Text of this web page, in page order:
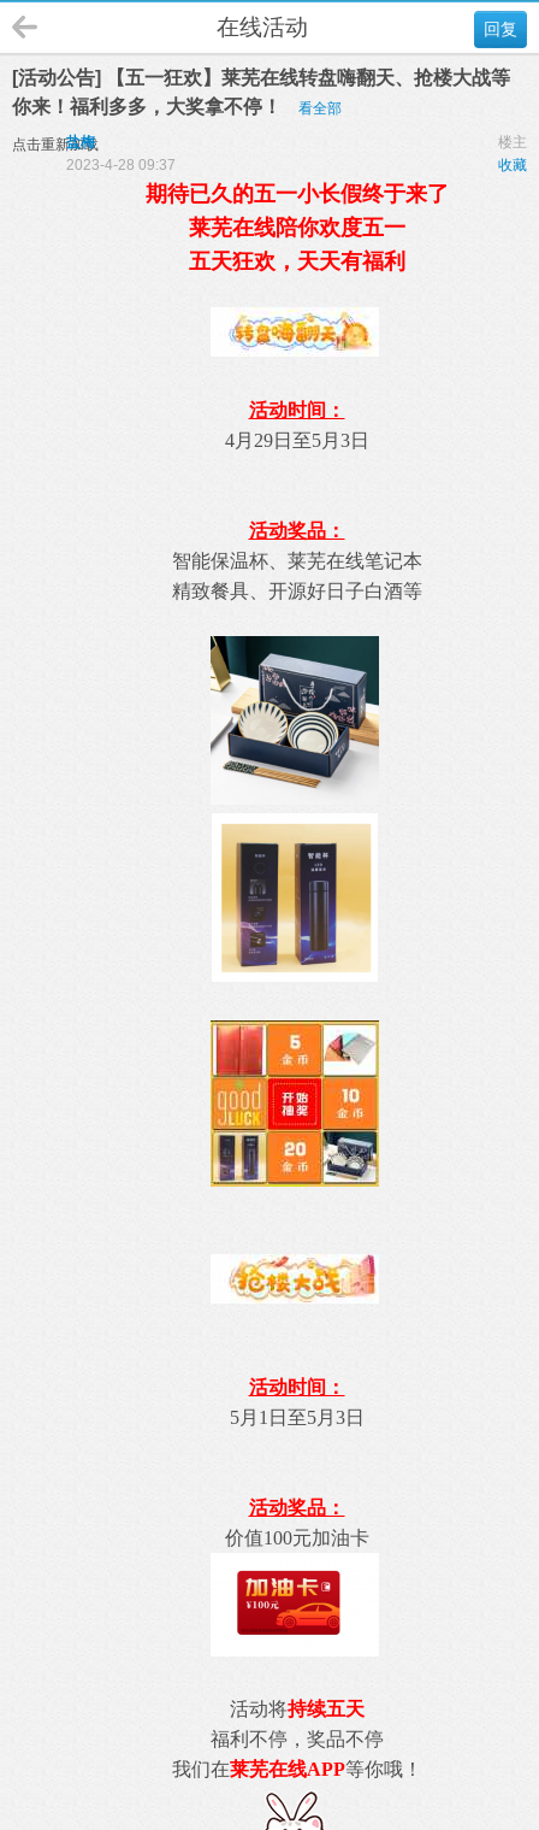
回复
在线活动
[活动公告] 【五一狂欢】莱芜在线转盘嗨翻天、抢楼大战等
你来！福利多多，大奖拿不停！
看全部
点击重新加载 楼主
盐梅
收藏
2023-4-28 09:37
期待已久的五一小长假终于来了
莱芜在线陪你欢度五一
五天狂欢，天天有福利
活动时间：
4月29日至5月3日
活动奖品：
智能保温杯、莱芜在线笔记本
精致餐具、开源好日子白酒等
活动时间：
5月1日至5月3日
活动奖品：
价值100元加油卡
活动将持续五天
福利不停，奖品不停
我们在莱芜在线APP等你哦！